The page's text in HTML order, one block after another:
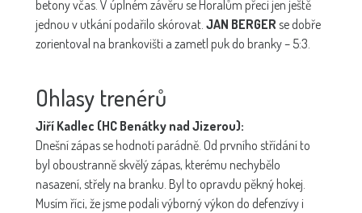
betony včas. V úplném závěru se Horalům přeci jen ještě
jednou v utkání podařilo skórovat. JAN BERGER se dobře
zorientoval na brankovišti a zametl puk do branky – 5:3.
Ohlasy trenérů
Jiří Kadlec (HC Benátky nad Jizerou):
Dnešní zápas se hodnotí parádně. Od prvního střídání to
byl oboustranně skvělý zápas, kterému nechybělo
nasazení, střely na branku. Byl to opravdu pěkný hokej.
Musím říci, že jsme podali výborný výkon do defenzívy i